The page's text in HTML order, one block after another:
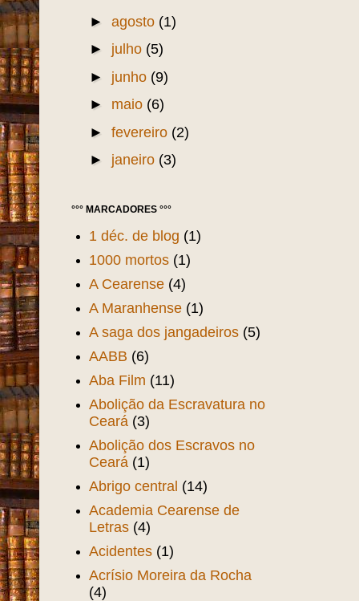
► agosto (1)
► julho (5)
► junho (9)
► maio (6)
► fevereiro (2)
► janeiro (3)
°°° MARCADORES °°°
1 déc. de blog (1)
1000 mortos (1)
A Cearense (4)
A Maranhense (1)
A saga dos jangadeiros (5)
AABB (6)
Aba Film (11)
Abolição da Escravatura no
Ceará (3)
Abolição dos Escravos no
Ceará (1)
Abrigo central (14)
Academia Cearense de
Letras (4)
Acidentes (1)
Acrísio Moreira da Rocha
(4)